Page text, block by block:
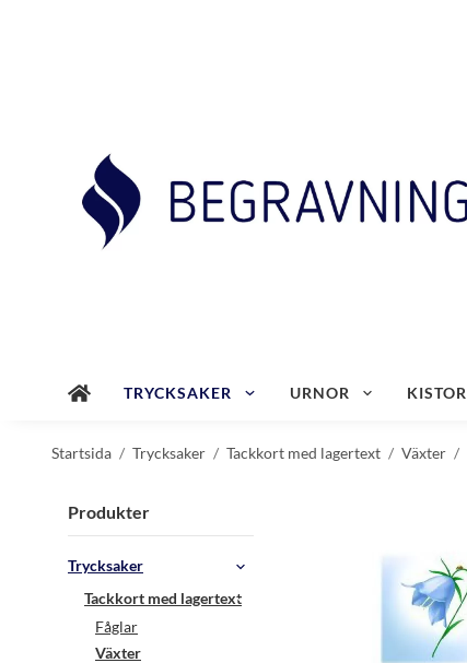
TRYCKSAKER URNOR KISTOR
Startsida / Trycksaker / Tackkort med lagertext / Växter /
Produkter
Trycksaker
Tackkort med lagertext
Fåglar
Växter